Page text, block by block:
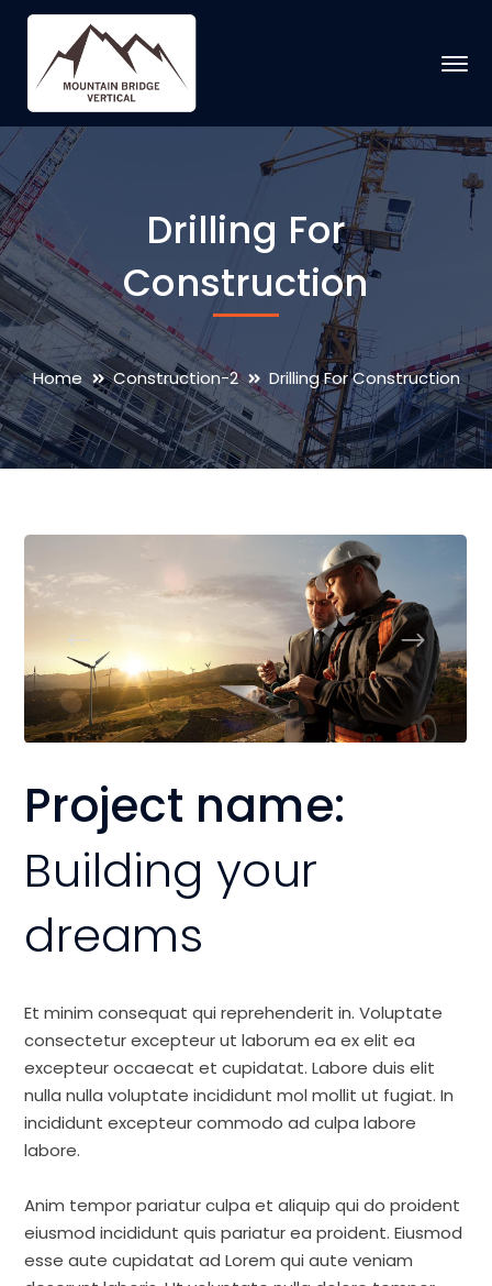
Drilling For
Construction
Home Construction-2 Drilling For Construction
Project name:
Building your
dreams
Et minim consequat qui reprehenderit in. Voluptate
consectetur excepteur ut laborum ea ex elit ea
excepteur occaecat et cupidatat. Labore duis elit
nulla nulla voluptate incididunt mol mollit ut fugiat. In
incididunt excepteur commodo ad culpa labore
labore.
Anim tempor pariatur culpa et aliquip qui do proident
eiusmod incididunt quis pariatur ea proident. Eiusmod
esse aute cupidatat ad Lorem qui aute veniam